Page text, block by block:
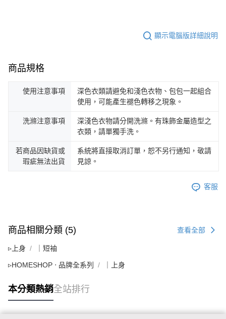
顯示電腦版詳細說明
商品規格
使用注意事項
深色衣類請避免和淺色衣物、包包一起組合
使用，可能產生褪色轉移之現象。
洗滌注意事項
深淺色衣物請分開洗滌。有珠飾金屬造型之
衣類，請單獨手洗。
若商品因缺貨或
瑕疵無法出貨
系統將直接取消訂單，恕不另行通知，敬請
見諒。
客服
商品相關分類 (5) 查看全部
▹上身 ｜短袖
▹HOMESHOP ‧ 品牌全系列 ｜上身
本分類熱銷全站排行